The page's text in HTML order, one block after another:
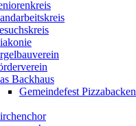
Backhaus
Gemeindefest Pizzabacken